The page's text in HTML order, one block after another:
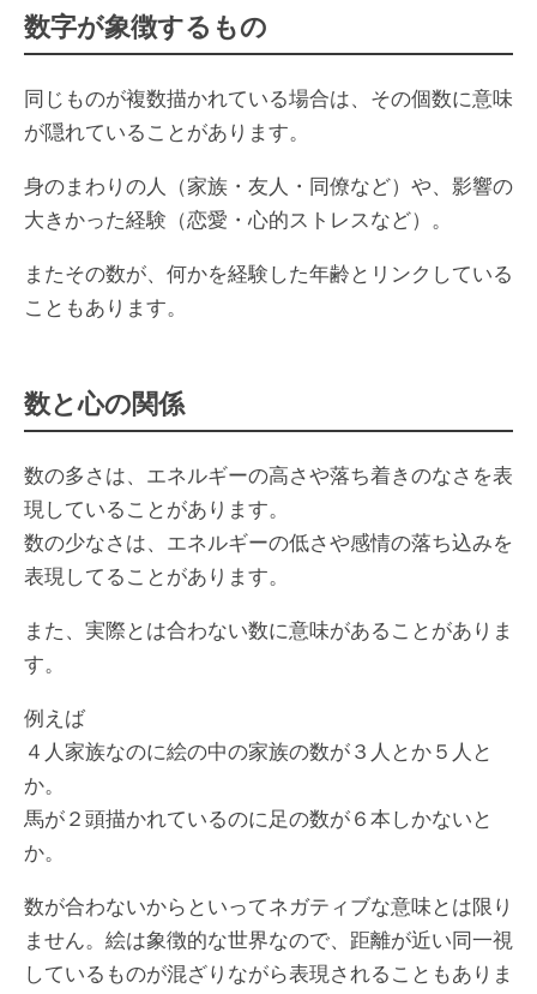
数字が象徴するもの
同じものが複数描かれている場合は、その個数に意味
が隠れていることがあります。
身のまわりの人（家族・友人・同僚など）や、影響の
大きかった経験（恋愛・心的ストレスなど）。
またその数が、何かを経験した年齢とリンクしている
こともあります。
数と心の関係
数の多さは、エネルギーの高さや落ち着きのなさを表
現していることがあります。
数の少なさは、エネルギーの低さや感情の落ち込みを
表現してることがあります。
また、実際とは合わない数に意味があることがありま
す。
例えば
４人家族なのに絵の中の家族の数が３人とか５人と
か。
馬が２頭描かれているのに足の数が６本しかないと
か。
数が合わないからといってネガティブな意味とは限り
ません。絵は象徴的な世界なので、距離が近い同一視
しているものが混ざりながら表現されることもありま